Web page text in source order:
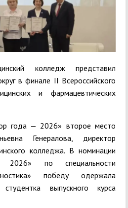
колледж представил
в финале II Всероссийского
и фармацевтических
года — 2026» второе место
Генералова, директор
колледжа. В номинации
по специальности
победу одержала
выпускного курса